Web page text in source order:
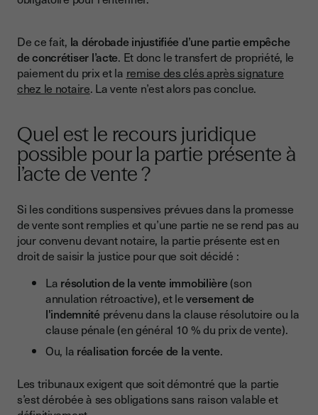
De ce fait, la dérobade injustifiée d’une partie empêche
de concrétiser l’acte. Et donc le transfert de propriété, le
paiement du prix et la remise des clés après signature
chez le notaire. La vente n’est alors pas conclue.
Quel est le recours juridique
possible pour la partie présente à
l’acte de vente ?
Si les conditions suspensives prévues dans la promesse
de vente sont remplies et qu’une partie ne se rend pas au
jour convenu devant notaire, la partie présente est en
droit de saisir la justice pour que soit décidé :
La résolution de la vente immobilière(son
annulation rétroactive), et leversement de
l'indemnitéprévenu dans la clause résolutoire ou la
clause pénale (en général 10 % du prix de vente).
Ou, la réalisation forcée de la vente.
Les tribunaux exigent que soit démontré que la partie
s’est dérobée à ses obligations sans raison valable et